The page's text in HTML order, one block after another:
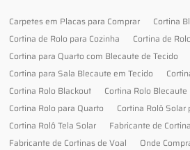
Carpetes em Placas para Comprar
Cortina
Cortina de Rolo para Cozinha
Cortina de
Cortina para Quarto com Blecaute de Tecido
Cortina para Sala Blecaute em Tecido
Cortina Rolo Blackout
Cortina Rolo
Cortina Rolo para Quarto
Cortina Rolô Solar
Cortina Rolô Tela Solar
Fabricante de
Fabricante de Cortinas de Voal
Onde